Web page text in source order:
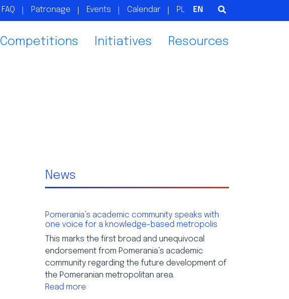
FAQ Patronage Events Calendar PL EN
Competitions Initiatives Resources
News
Pomerania’s academic community speaks with
one voice for a knowledge-based metropolis
This marks the first broad and unequivocal
endorsement from Pomerania’s academic
community regarding the future development of
the Pomeranian metropolitan area.
Read more